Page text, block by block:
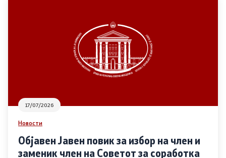
Основање на здружение
Дијалог меѓу Владата и граѓанскиот сектор
Отворени денови за иницијативи на граѓанските
17/07/2026
Новости
Објавен Јавен повик за избор на член и
заменик член на Советот за соработка